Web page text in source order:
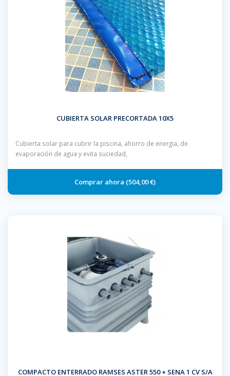
CUBIERTA SOLAR PRECORTADA 10X5
Cubierta solar para cubrir la piscina, ahorro de energia, de
evaporación de agua y evita suciedad,
504,00 €
COMPACTO ENTERRADO RAMSES ASTER 550 + SENA 1 CV S/A